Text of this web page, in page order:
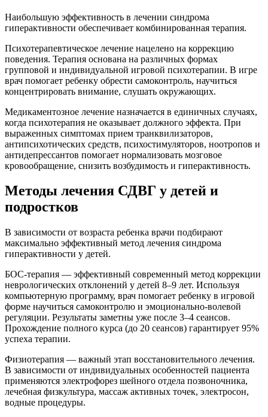
Наибольшую эффективность в лечении синдрома
гиперактивности обеспечивает комбинированная терапия.
Психотерапевтическое лечение нацелено на коррекцию
поведения. Терапия основана на различных формах
групповой и индивидуальной игровой психотерапии. В игре
врач помогает ребенку обрести самоконтроль, научиться
концентрировать внимание, слушать окружающих.
Медикаментозное лечение назначается в единичных случаях,
когда психотерапия не оказывает должного эффекта. При
выраженных симптомах прием транквилизаторов,
антипсихотических средств, психостимуляторов, ноотропов и
антидепрессантов помогает нормализовать мозговое
кровообращение, снизить возбудимость и гиперактивность.
Методы лечения СДВГ у детей и
подростков
В зависимости от возраста ребенка врачи подбирают
максимально эффективный метод лечения синдрома
гиперактивности у детей.
БОС-терапия — эффективный современный метод коррекции
неврологических отклонений у детей 8–9 лет. Используя
компьютерную программу, врач помогает ребенку в игровой
форме научиться самоконтролю и эмоционально-волевой
регуляции. Результаты заметны уже после 3–4 сеансов.
Прохождение полного курса (до 20 сеансов) гарантирует 95%
успеха терапии.
Физиотерапия — важный этап восстановительного лечения.
В зависимости от индивидуальных особенностей пациента
применяются электрофорез шейного отдела позвоночника,
лечебная физкультура, массаж активных точек, электросон,
водные процедуры.